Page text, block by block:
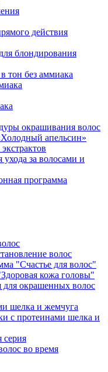
действия
блондирования
тон без аммиака
окрашивания волос
апельсин»
ухода за волосами и
программа
волос
"Счастье для волос"
кожа головы"
для окрашенных волос
шелка и жемчуга
с протеинами шелка и
серия
во время